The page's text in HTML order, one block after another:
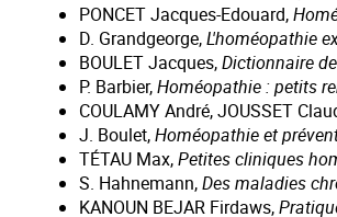
PONCET Jacques-Edouard,
D. Grandgeorge,L'homéopathie
BOULET Jacques,Dictionnaire
P. Barbier,Homéopathie : petits
COULAMY André, JOUSSET
J. Boulet,Homéopathie et
TÉTAU Max,Petites cliniques
S. Hahnemann,Des maladies
KANOUN BEJAR Firdaws,